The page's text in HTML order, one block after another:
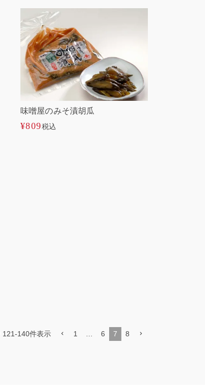
味噌屋のみそ漬胡瓜
¥809税込
121-140件表示 1 6 7 8